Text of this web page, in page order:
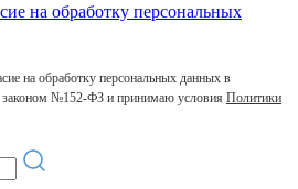
на обработку персональных
на обработку персональных данных в
законом №152-ФЗ и принимаю условия Политики